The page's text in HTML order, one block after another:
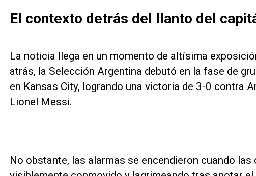
El contexto detrás del llanto del
La noticia llega en un momento de altísima
atrás, la Selección Argentina debutó en la fase de
en Kansas City, logrando una victoria de 3-0 contra
Lionel Messi.
No obstante, las alarmas se encendieron cuando las